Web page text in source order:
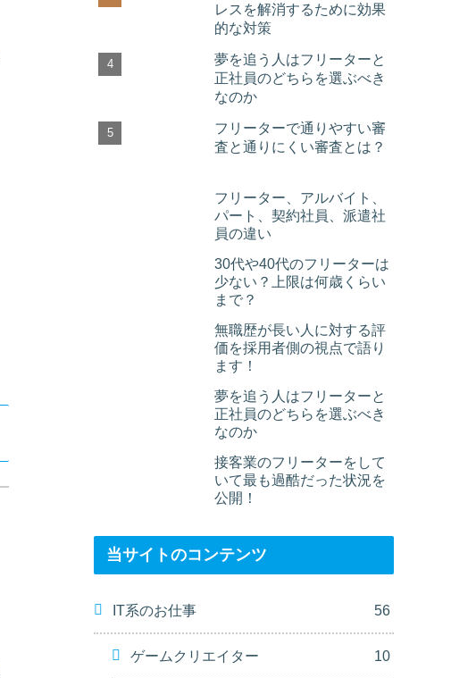
レスを解消するために効果
的な対策
夢を追う人はフリーターと
正社員のどちらを選ぶべき
なのか
フリーターで通りやすい審
査と通りにくい審査とは？
フリーター、アルバイト、
パート、契約社員、派遣社
員の違い
30代や40代のフリーターは
少ない？上限は何歳くらい
まで？
無職歴が長い人に対する評
価を採用者側の視点で語り
ます！
夢を追う人はフリーターと
正社員のどちらを選ぶべき
なのか
接客業のフリーターをして
いて最も過酷だった状況を
公開！
当サイトのコンテンツ
IT系のお仕事 56
ゲームクリエイター 10